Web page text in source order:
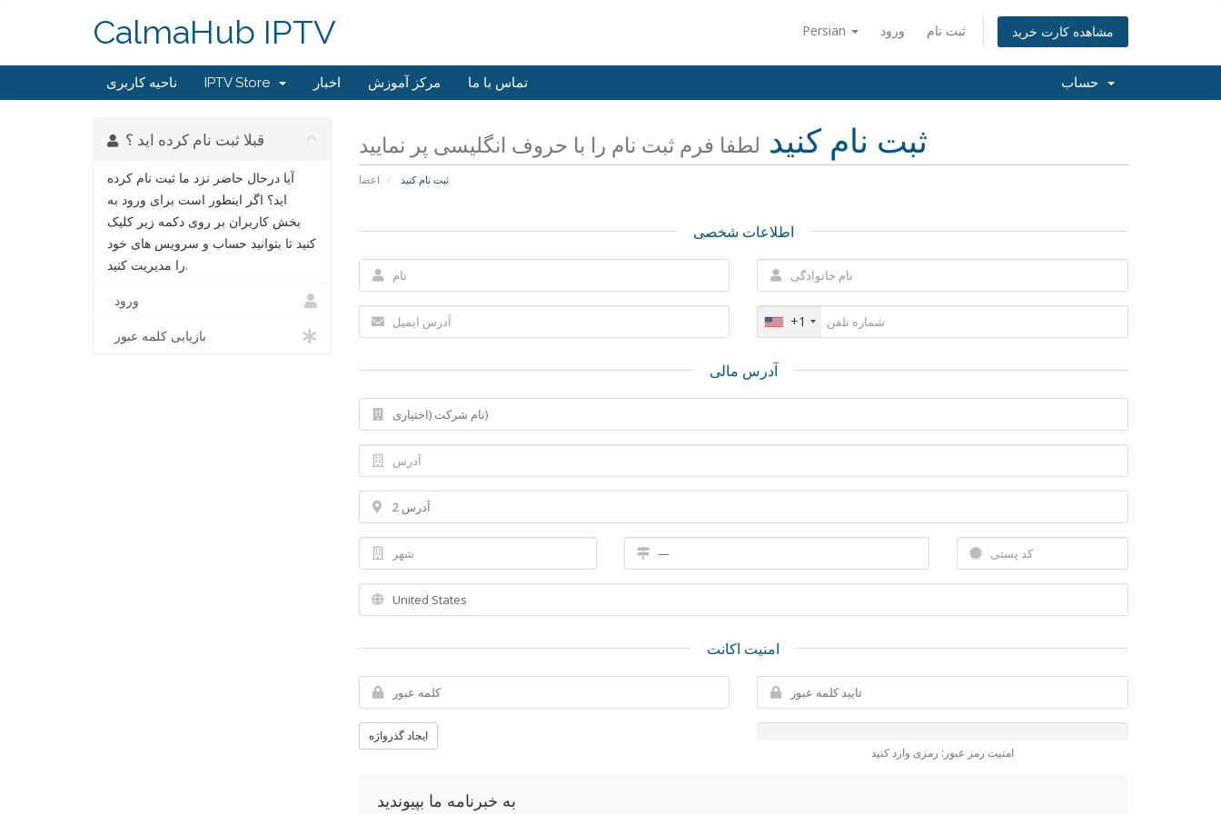
Persian ورود ثبت نام مشاهده کارت خرید CalmaHub IPTV
ناحیه کاربری IPTV Store اخبار مرکز آموزش تماس با ما
ثبت نام کنید لطفا فرم ثبت نام را با حروف انگلیسی پر نمایید
اعضا ثبت نام کنید
قبلا ثبت نام کرده اید ؟
آیا درحال حاضر نزد ما ثبت نام کرده
اید؟ اگر اینطور است برای ورود به
بخش کاربران بر روی دکمه زیر کلیک
کنید تا بتوانید حساب و سرویس های خود
را مدیریت کنید.
ورود
بازیابی کلمه عبور
اطلاعات شخصی
+1
آدرس مالی
امنیت اکانت
ایجاد گذرواژه
امنیت رمز عبور: رمزی وارد کنید
به خبرنامه ما بپیوندید